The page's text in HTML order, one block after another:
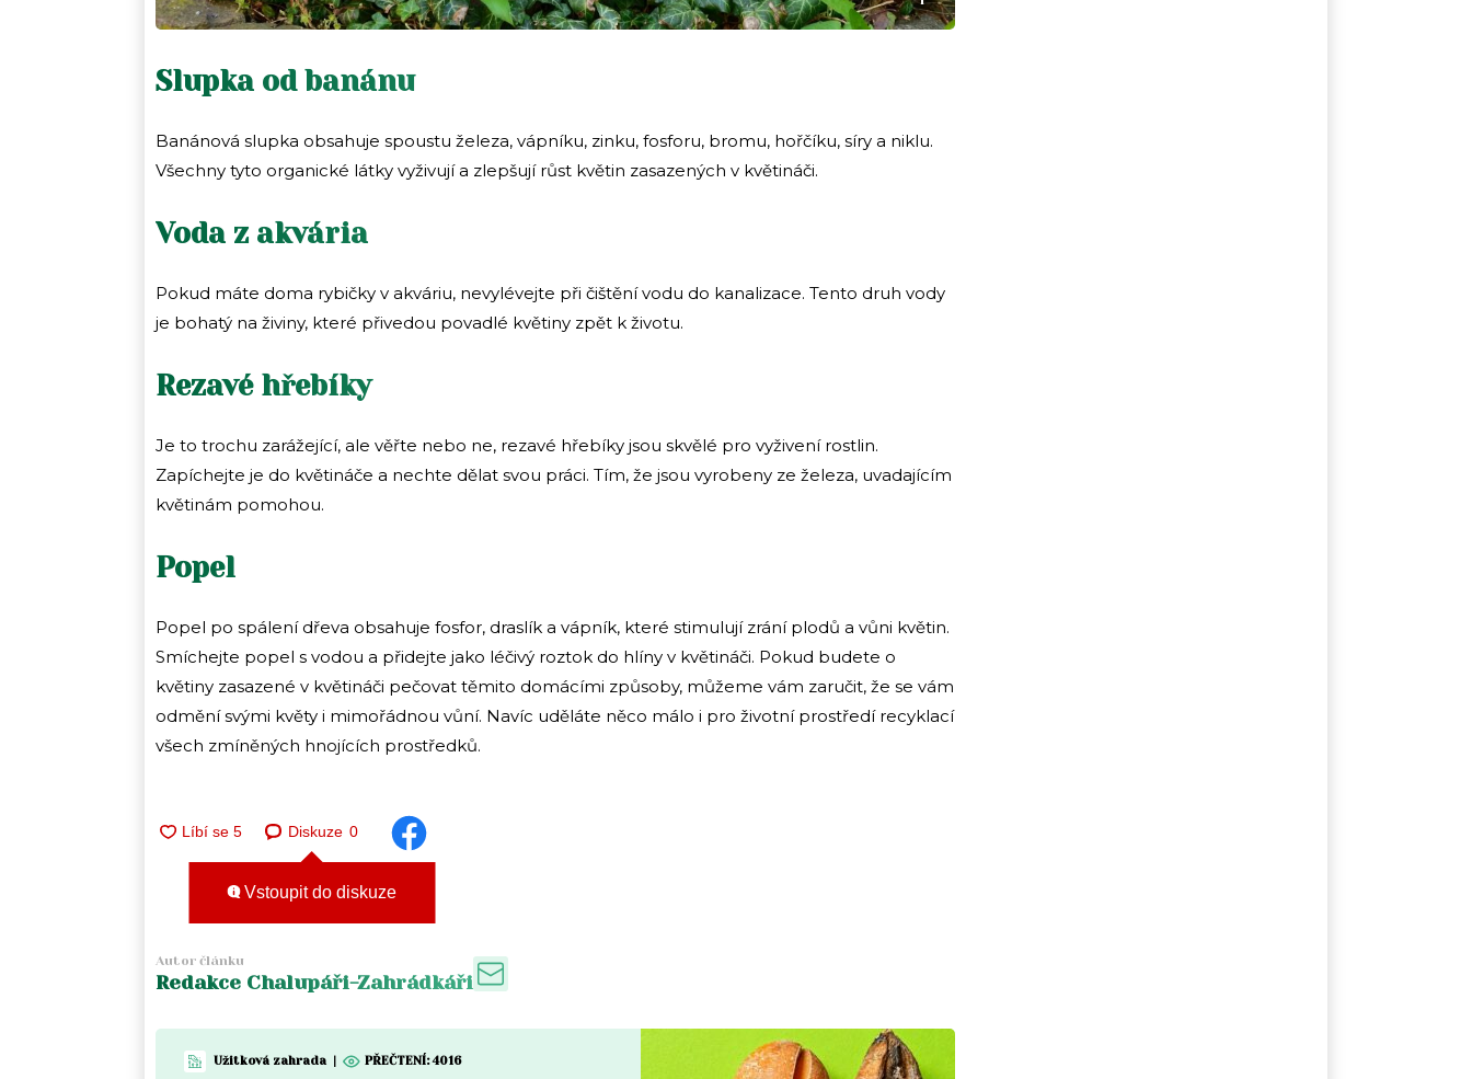
Slupka od banánu
Banánová slupka obsahuje spoustu železa, vápníku, zinku, fosforu, bromu, hořčíku, síry a niklu.
Všechny tyto organické látky vyživují a zlepšují růst květin zasazených v květináči.
Voda z akvária
Pokud máte doma rybičky v akváriu, nevylévejte při čištění vodu do kanalizace. Tento druh vody
je bohatý na živiny, které přivedou povadlé květiny zpět k životu.
Rezavé hřebíky
Je to trochu zarážející, ale věřte nebo ne, rezavé hřebíky jsou skvělé pro vyživení rostlin.
Zapíchejte je do květináče a nechte dělat svou práci. Tím, že jsou vyrobeny ze železa, uvadajícím
květinám pomohou.
Popel
Popel po spálení dřeva obsahuje fosfor, draslík a vápník, které stimulují zrání plodů a vůni květin.
Smíchejte popel s vodou a přidejte jako léčivý roztok do hlíny v květináči. Pokud budete o
květiny zasazené v květináči pečovat těmito domácími způsoby, můžeme vám zaručit, že se vám
odmění svými květy i mimořádnou vůní. Navíc uděláte něco málo i pro životní prostředí recyklací
všech zmíněných hnojících prostředků.
Diskuze 0
Vstoupit do diskuze
Autor článku
Redakce Chalupáři-Zahrádkáři
Užitková zahrada PŘEČTENÍ:4016